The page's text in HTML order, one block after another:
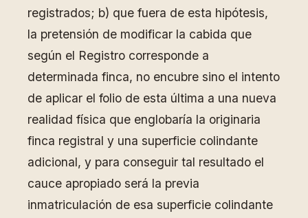
registrados; b) que fuera de esta hipótesis,
la pretensión de modificar la cabida que
según el Registro corresponde a
determinada finca, no encubre sino el intento
de aplicar el folio de esta última a una nueva
realidad física que englobaría la originaria
finca registral y una superficie colindante
adicional, y para conseguir tal resultado el
cauce apropiado será la previa
inmatriculación de esa superficie colindante